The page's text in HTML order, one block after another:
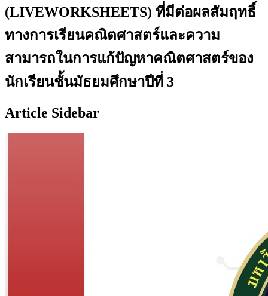
(LIVEWORKSHEETS) ที่มีต่อผลสัมฤทธิ์
ทางการเรียนคณิตศาสตร์และความ
สามารถในการแก้ปัญหาคณิตศาสตร์ของ
นักเรียนชั้นมัธยมศึกษาปีที่ 3
Article Sidebar